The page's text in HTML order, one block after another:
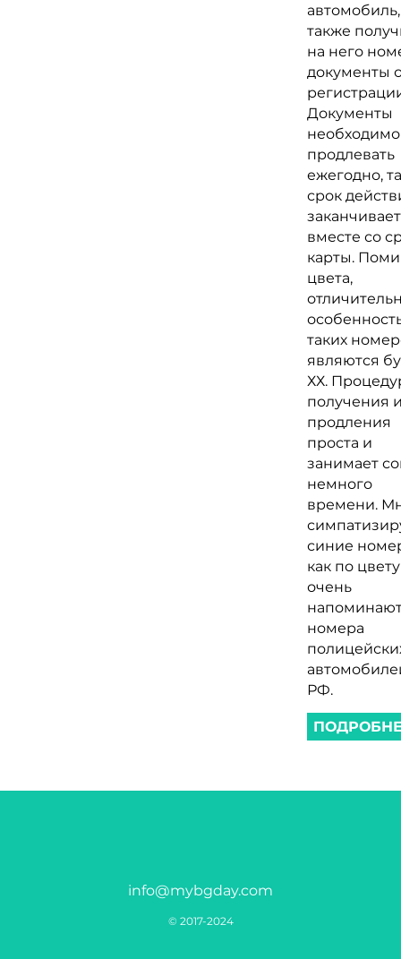
также
на него
документы
Документы
необходимо
продлевать
ежегодно,
срок
вместе со
карты.
цвета,
таких
являются
ХХ.
получения
продления
проста и
занимает
немного
времени.
синие
как по
очень
номера
РФ.
info@mybgday.com
© 2017-2024